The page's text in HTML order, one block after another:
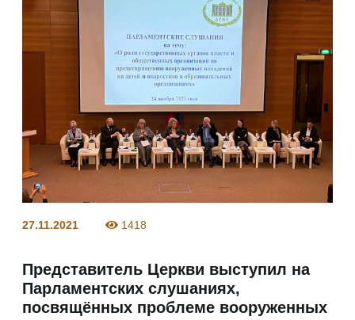
27.11.2021 1418
Представитель Церкви выступил на
Парламентских слушаниях,
посвящённых проблеме вооруженных